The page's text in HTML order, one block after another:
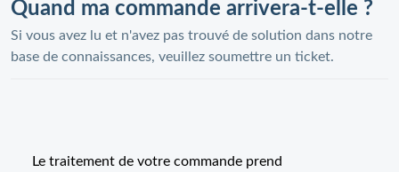
Quand ma commande arrivera-t-elle ?
Si vous avez lu et n'avez pas trouvé de solution dans notre
base de connaissances, veuillez soumettre un ticket.
Le traitement de votre commande prend